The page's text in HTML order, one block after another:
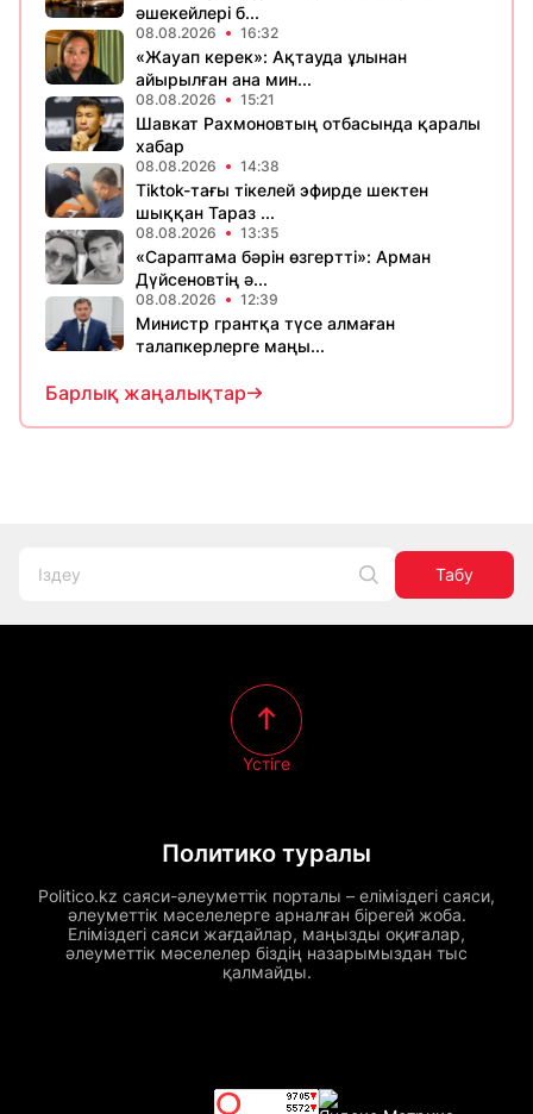
әшекейлері б...
08.08.2026 16:32
«Жауап керек»: Ақтауда ұлынан
айырылған ана мин...
08.08.2026 15:21
Шавкат Рахмоновтың отбасында қаралы
хабар
08.08.2026 14:38
Tiktok-тағы тікелей эфирде шектен
шыққан Тараз ...
08.08.2026 13:35
«Сараптама бәрін өзгертті»: Арман
Дүйсеновтің ә...
08.08.2026 12:39
Министр грантқа түсе алмаған
талапкерлерге маңы...
Барлық жаңалықтар
Табу
Политико туралы
Politico.kz саяси-әлеуметтік порталы – еліміздегі саяси,
әлеуметтік мәселелерге арналған бірегей жоба.
Еліміздегі саяси жағдайлар, маңызды оқиғалар,
әлеуметтік мәселелер біздің назарымыздан тыс
қалмайды.
Үстіге